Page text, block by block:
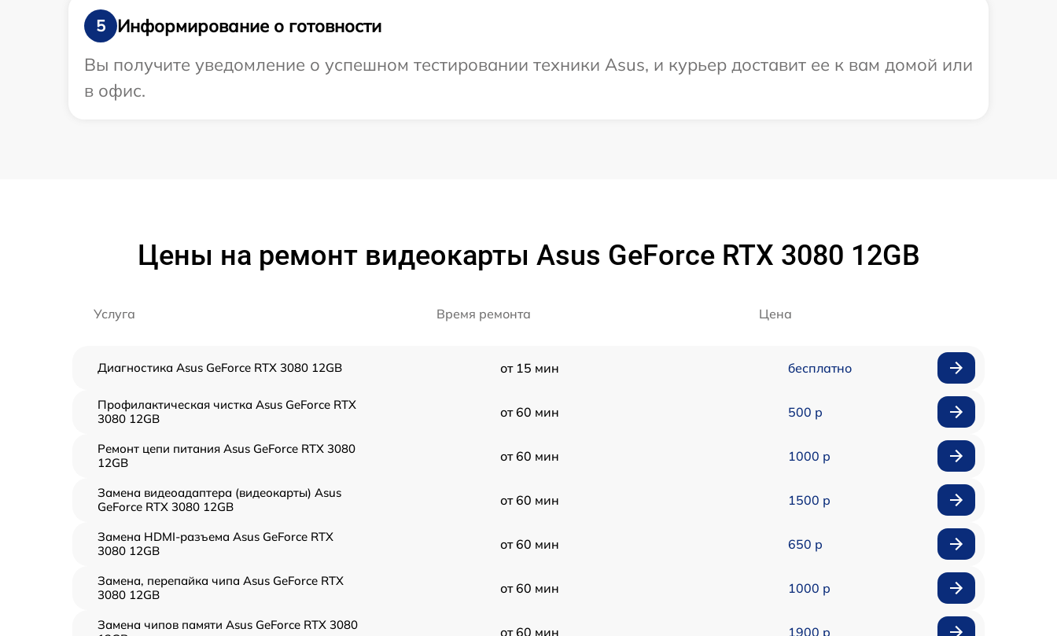
5
Информирование о готовности
Вы получите уведомление о успешном тестировании техники Asus, и курьер доставит ее к вам домой или
в офис.
Цены на ремонт видеокарты Asus GeForce RTX 3080 12GB
Услуга Время ремонта Цена
Диагностика Asus GeForce RTX 3080 12GB от 15 мин бесплатно
Профилактическая чистка Asus GeForce RTX
3080 12GB
от 60 мин 500 р
Ремонт цепи питания Asus GeForce RTX 3080
12GB
от 60 мин 1000 р
Замена видеоадаптера (видеокарты) Asus
GeForce RTX 3080 12GB
от 60 мин 1500 р
Замена HDMI-разъема Asus GeForce RTX
3080 12GB
от 60 мин 650 р
Замена, перепайка чипа Asus GeForce RTX
3080 12GB
от 60 мин 1000 р
Замена чипов памяти Asus GeForce RTX 3080
от 60 мин 1900 р